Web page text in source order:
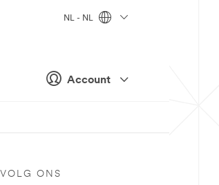
Account
NL - NL
VOLG ONS